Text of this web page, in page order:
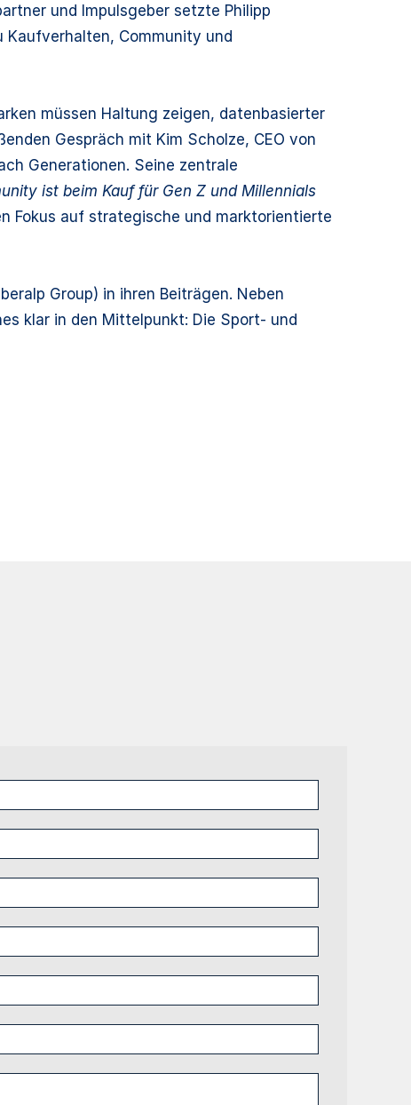
und Impulsgeber setzte Philipp
Kaufverhalten, Community und
müssen Haltung zeigen, datenbasierter
Gespräch mit Kim Scholze, CEO von
Generationen. Seine zentrale
ist beim Kauf für Gen Z und Millennials
Fokus auf strategische und marktorientierte
Group) in ihren Beiträgen. Neben
klar in den Mittelpunkt: Die Sport- und